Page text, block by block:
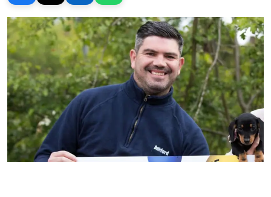
Gulf News
Sports
World
Health
Entertainment